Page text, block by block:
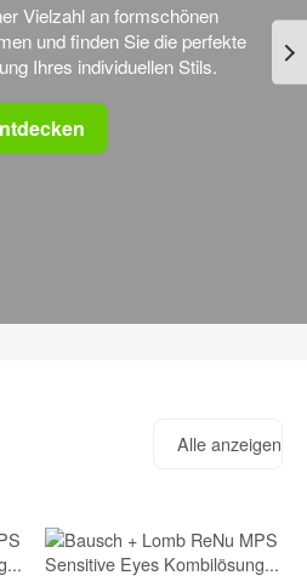
Vielzahl an formschönen
und finden Sie die perfekte
Ihres individuellen Stils.
Alle anzeigen